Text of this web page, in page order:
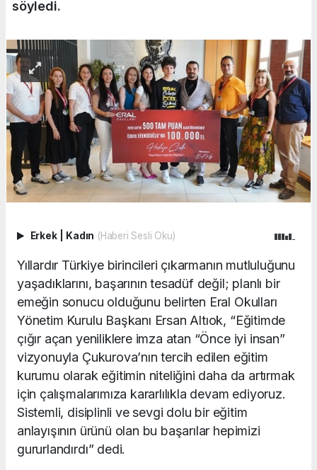
söyledi.
Erkek Kadın (Haberi Sesli Oku)
Yıllardır Türkiye birincileri çıkarmanın mutluluğunu
yaşadıklarını, başarının tesadüf değil; planlı bir
emeğin sonucu olduğunu belirten Eral Okulları
Yönetim Kurulu Başkanı Ersan Altıok, “Eğitimde
çığır açan yeniliklere imza atan “Önce iyi insan”
vizyonuyla Çukurova’nın tercih edilen eğitim
kurumu olarak eğitimin niteliğini daha da artırmak
için çalışmalarımıza kararlılıkla devam ediyoruz.
Sistemli, disiplinli ve sevgi dolu bir eğitim
anlayışının ürünü olan bu başarılar hepimizi
gururlandırdı” dedi.